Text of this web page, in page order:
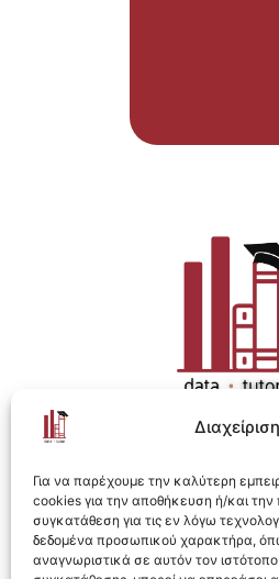
Για να παρέχουμε την καλύτερη
cookies για την αποθήκευση ή/και
συγκατάθεση για τις εν λόγω
δεδομένα προσωπικού χαρακτήρα,
αναγνωριστικά σε αυτόν τον
Η